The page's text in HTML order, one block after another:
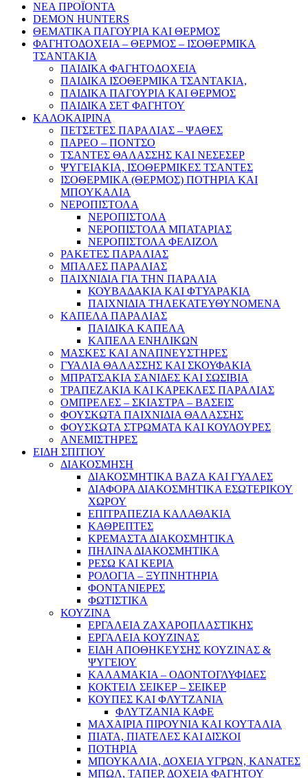
ΝΕΑ ΠΡΟΪΟΝΤΑ
DEMON HUNTERS
ΘΕΜΑΤΙΚΑ ΠΑΓΟΥΡΙΑ ΚΑΙ ΘΕΡΜΟΣ
ΦΑΓΗΤΟΔΟΧΕΙΑ – ΘΕΡΜΟΣ – ΙΣΟΘΕΡΜΙΚΑ
ΤΣΑΝΤΑΚΙΑ
ΠΑΙΔΙΚΑ ΦΑΓΗΤΟΔΟΧΕΙΑ
ΠΑΙΔΙΚΑ ΙΣΟΘΕΡΜΙΚΑ ΤΣΑΝΤΑΚΙΑ,
ΠΑΙΔΙΚΑ ΠΑΓΟΥΡΙΑ ΚΑΙ ΘΕΡΜΟΣ
ΠΑΙΔΙΚΑ ΣΕΤ ΦΑΓΗΤΟΥ
ΚΑΛΟΚΑΙΡΙΝΑ
ΠΕΤΣΕΤΕΣ ΠΑΡΑΛΙΑΣ – ΨΑΘΕΣ
ΠΑΡΕΟ – ΠΟΝΤΣΟ
ΤΣΑΝΤΕΣ ΘΑΛΑΣΣΗΣ ΚΑΙ ΝΕΣΕΣΕΡ
ΨΥΓΕΙΑΚΙΑ, ΙΣΟΘΕΡΜΙΚΕΣ ΤΣΑΝΤΕΣ
ΙΣΟΘΕΡΜΙΚΑ (ΘΕΡΜΟΣ) ΠΟΤΗΡΙΑ ΚΑΙ
ΜΠΟΥΚΑΛΙΑ
ΝΕΡΟΠΙΣΤΟΛΑ
ΝΕΡΟΠΙΣΤΟΛΑ
ΝΕΡΟΠΙΣΤΟΛΑ ΜΠΑΤΑΡΙΑΣ
ΝΕΡΟΠΙΣΤΟΛΑ ΦΕΛΙΖΟΛ
ΡΑΚΕΤΕΣ ΠΑΡΑΛΙΑΣ
ΜΠΑΛΕΣ ΠΑΡΑΛΙΑΣ
ΠΑΙΧΝΙΔΙΑ ΓΙΑ ΤΗΝ ΠΑΡΑΛΙΑ
ΚΟΥΒΑΔΑΚΙΑ ΚΑΙ ΦΤΥΑΡΑΚΙΑ
ΠΑΙΧΝΙΔΙΑ ΤΗΛΕΚΑΤΕΥΘΥΝΟΜΕΝΑ
ΚΑΠΕΛΑ ΠΑΡΑΛΙΑΣ
ΠΑΙΔΙΚΑ ΚΑΠΕΛΑ
ΚΑΠΕΛΑ ΕΝΗΛΙΚΩΝ
ΜΑΣΚΕΣ ΚΑΙ ΑΝΑΠΝΕΥΣΤΗΡΕΣ
ΓΥΑΛΙΑ ΘΑΛΑΣΣΗΣ ΚΑΙ ΣΚΟΥΦΑΚΙΑ
ΜΠΡΑΤΣΑΚΙΑ ΣΑΝΙΔΕΣ ΚΑΙ ΣΩΣΙΒΙΑ
ΤΡΑΠΕΖΑΚΙΑ ΚΑΙ ΚΑΡΕΚΛΕΣ ΠΑΡΑΛΙΑΣ
ΟΜΠΡΕΛΕΣ – ΣΚΙΑΣΤΡΑ – ΒΑΣΕΙΣ
ΦΟΥΣΚΩΤΑ ΠΑΙΧΝΙΔΙΑ ΘΑΛΑΣΣΗΣ
ΦΟΥΣΚΩΤΑ ΣΤΡΩΜΑΤΑ ΚΑΙ ΚΟΥΛΟΥΡΕΣ
ΑΝΕΜΙΣΤΗΡΕΣ
ΕΙΔΗ ΣΠΙΤΙΟΥ
ΔΙΑΚΟΣΜΗΣΗ
ΔΙΑΚΟΣΜΗΤΙΚΑ ΒΑΖΑ ΚΑΙ ΓΥΑΛΕΣ
ΔΙΑΦΟΡΑ ΔΙΑΚΟΣΜΗΤΙΚΑ ΕΣΩΤΕΡΙΚΟΥ
ΧΩΡΟΥ
ΕΠΙΤΡΑΠΕΖΙΑ ΚΑΛΑΘΑΚΙΑ
ΚΑΘΡΕΠΤΕΣ
ΚΡΕΜΑΣΤΑ ΔΙΑΚΟΣΜΗΤΙΚΑ
ΠΗΛΙΝΑ ΔΙΑΚΟΣΜΗΤΙΚΑ
ΡΕΣΩ ΚΑΙ ΚΕΡΙΑ
ΡΟΛΟΓΙΑ – ΞΥΠΝΗΤΗΡΙΑ
ΦΟΝΤΑΝΙΕΡΕΣ
ΦΩΤΙΣΤΙΚΑ
ΚΟΥΖΙΝΑ
ΕΡΓΑΛΕΙΑ ΖΑΧΑΡΟΠΛΑΣΤΙΚΗΣ
ΕΡΓΑΛΕΙΑ ΚΟΥΖΙΝΑΣ
ΕΙΔΗ ΑΠΟΘΗΚΕΥΣΗΣ ΚΟΥΖΙΝΑΣ &
ΨΥΓΕΙΟΥ
ΚΑΛΑΜΑΚΙΑ – ΟΔΟΝΤΟΓΛΥΦΙΔΕΣ
ΚΟΚΤΕΙΛ ΣΕΙΚΕΡ – ΣΕΙΚΕΡ
ΚΟΥΠΕΣ ΚΑΙ ΦΛΥΤΖΑΝΙΑ
ΦΛΥΤΖΑΝΙΑ ΚΑΦΕ
ΜΑΧΑΙΡΙΑ ΠΙΡΟΥΝΙΑ ΚΑΙ ΚΟΥΤΑΛΙΑ
ΠΙΑΤΑ, ΠΙΑΤΕΛΕΣ ΚΑΙ ΔΙΣΚΟΙ
ΠΟΤΗΡΙΑ
ΜΠΟΥΚΑΛΙΑ, ΔΟΧΕΙΑ ΥΓΡΩΝ, ΚΑΝΑΤΕΣ
ΜΠΩΛ, ΤΑΠΕΡ, ΔΟΧΕΙΑ ΦΑΓΗΤΟΥ